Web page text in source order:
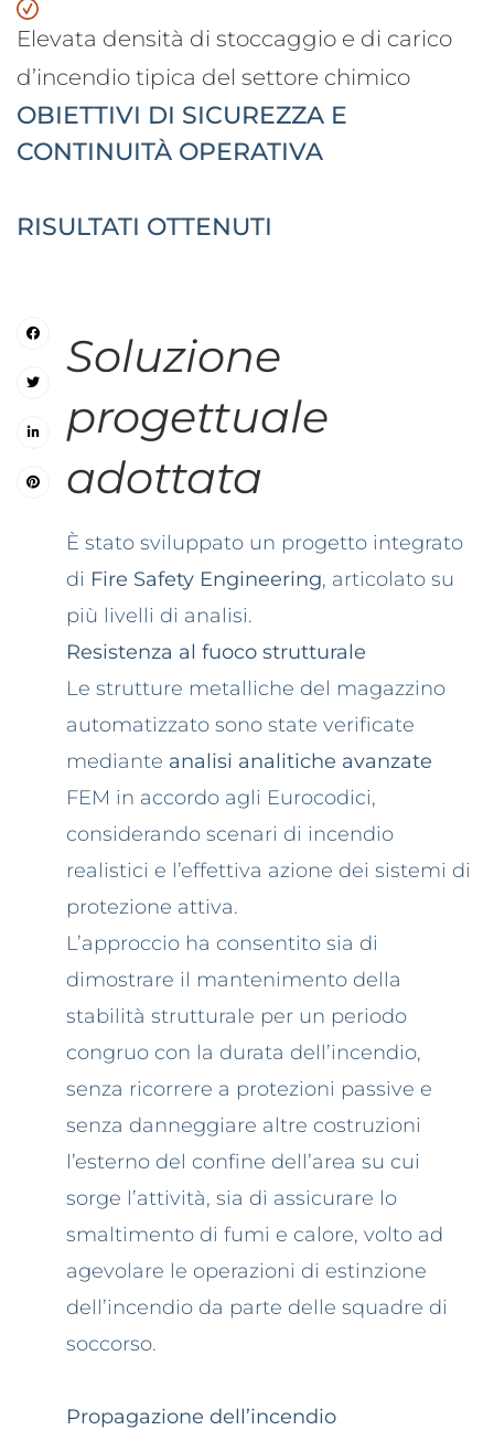
Elevata densità di stoccaggio e di carico
d’incendio tipica del settore chimico
OBIETTIVI DI SICUREZZA E
CONTINUITÀ OPERATIVA
RISULTATI OTTENUTI
Soluzione
progettuale
adottata
È stato sviluppato un progetto integrato
di Fire Safety Engineering, articolato su
più livelli di analisi.
Resistenza al fuoco strutturale
Le strutture metalliche del magazzino
automatizzato sono state verificate
mediante analisi analitiche avanzate
FEM in accordo agli Eurocodici,
considerando scenari di incendio
realistici e l’effettiva azione dei sistemi di
protezione attiva.
L’approccio ha consentito sia di
dimostrare il mantenimento della
stabilità strutturale per un periodo
congruo con la durata dell’incendio,
senza ricorrere a protezioni passive e
senza danneggiare altre costruzioni
l’esterno del confine dell’area su cui
sorge l’attività, sia di assicurare lo
smaltimento di fumi e calore, volto ad
agevolare le operazioni di estinzione
dell’incendio da parte delle squadre di
soccorso.
Propagazione dell’incendio